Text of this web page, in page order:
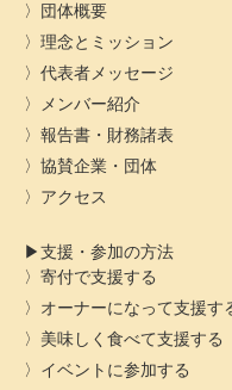
団体概要
理念とミッション
代表者メッセージ
メンバー紹介
報告書・財務諸表
協賛企業・団体
アクセス
支援・参加の方法
寄付で支援する
オーナーになって支援す
美味しく食べて支援する
イベントに参加する